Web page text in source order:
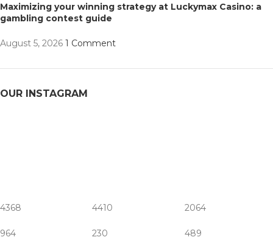
Maximizing your winning strategy at Luckymax Casino: a
gambling contest guide
August 5, 2026 1 Comment
OUR INSTAGRAM
4368
964
4410
230
2064
489